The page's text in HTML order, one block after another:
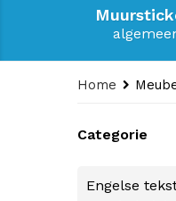
Home
Categorie
Engelse